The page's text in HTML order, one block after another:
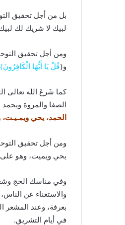
بل من أجل تحقيق
لبيك لا شريك لك
ومن أجل تحقيق
و{قُلْ يَا أَيُّهَا الْكَافِرُونَ}
كما شَرعَ الله تعالى
الصفا والمروة ويحمد
الحمد، يحي
ومن أجل تحقيق
يحي ويميت، وهو
وفي مناسك الحج
والاستغناء عن
بعرفة، وعند المشعر
في أيام التشريق.